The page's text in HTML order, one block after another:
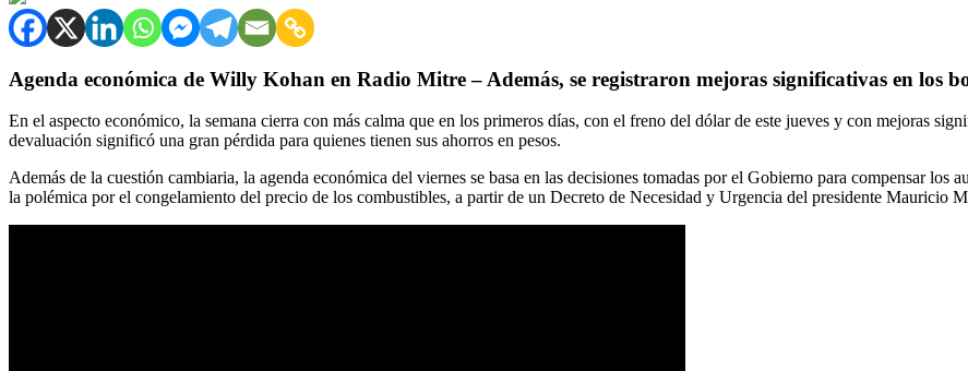
Agenda económica de Willy Kohan en Radio Mitre – Además, se registraron mejoras significativas en los
En el aspecto económico, la semana cierra con más calma que en los primeros días, con el freno del dólar de este jueves y con mejoras
devaluación significó una gran pérdida para quienes tienen sus ahorros en pesos.
Además de la cuestión cambiaria, la agenda económica del viernes se basa en las decisiones tomadas por el Gobierno para compensar los
la polémica por el congelamiento del precio de los combustibles, a partir de un Decreto de Necesidad y Urgencia del presidente Mauricio